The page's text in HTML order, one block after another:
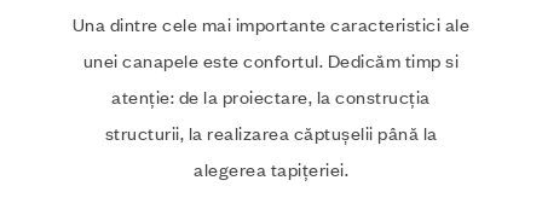
Una dintre cele mai importante caracteristici ale
unei canapele este confortul. Dedicăm timp si
atenție: de la proiectare, la construcția
structurii, la realizarea căptușelii până la
alegerea tapițeriei.